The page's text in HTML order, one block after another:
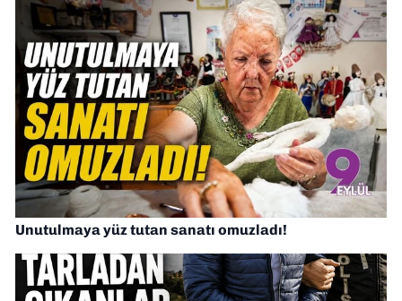
Unutulmaya yüz tutan sanatı omuzladı!